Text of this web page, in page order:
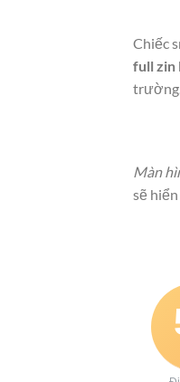
Chiếc
full zin
Màn
sẽ